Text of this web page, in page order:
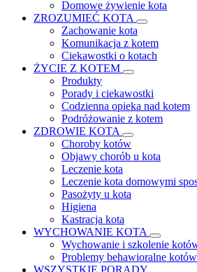
Domowe żywienie kota
ZROZUMIEĆ KOTA
Zachowanie kota
Komunikacja z kotem
Ciekawostki o kotach
ŻYCIE Z KOTEM
Produkty
Porady i ciekawostki
Codzienna opieka nad kotem
Podróżowanie z kotem
ZDROWIE KOTA
Choroby kotów
Objawy chorób u kota
Leczenie kota
Leczenie kota domowymi
Pasożyty u kota
Higiena
Kastracja kota
WYCHOWANIE KOTA
Wychowanie i szkolenie
Problemy behawioralne kotów
WSZYSTKIE PORADY